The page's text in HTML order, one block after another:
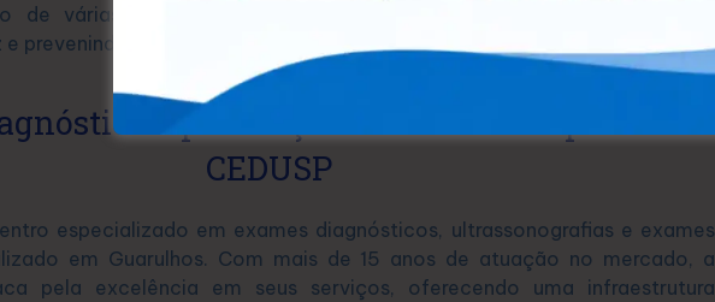
de várias condições que afetam a saúde óssea, permitindo uma
prevenindo complicações, como fraturas e incapacidades.
e prevenção contra a osteoporose na
CEDUSP
especializado em exames diagnósticos, ultrassonografias e exames
em Guarulhos. Com mais de 15 anos de atuação no mercado, a
pela excelência em seus serviços, oferecendo uma infraestrutura